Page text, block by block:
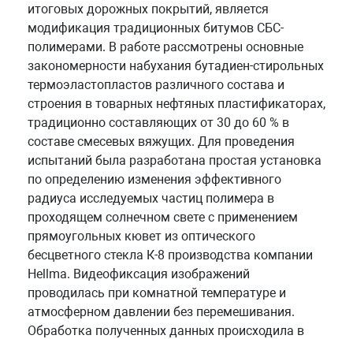
итоговых дорожных покрытий, является
модификация традиционных битумов СБС-
полимерами. В работе рассмотрены основные
закономерности набухания бутадиен-стирольных
термоэластопластов различного состава и
строения в товарных нефтяных пластификаторах,
традиционно составляющих от 30 до 60 % в
составе смесевых вяжущих. Для проведения
испытаний была разработана простая установка
по определению изменения эффективного
радиуса исследуемых частиц полимера в
проходящем солнечном свете с применением
прямоугольных кювет из оптического
бесцветного стекла К-8 производства компании
Hellma. Видеофиксация изображений
проводилась при комнатной температуре и
атмосферном давлении без перемешивания.
Обработка полученных данных происходила в